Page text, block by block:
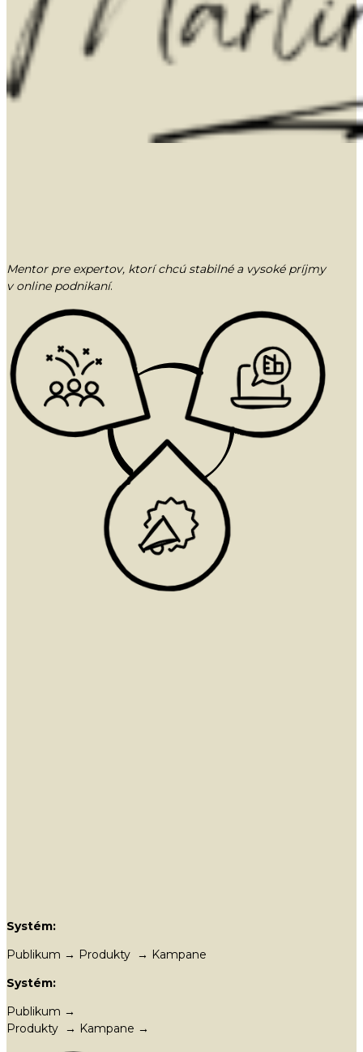
Mentor pre expertov, ktorí chcú stabilné a vysoké príjmy
v online podnikaní.
Systém:
Publikum → Produkty → Kampane
Systém:
Publikum →
Produkty → Kampane →